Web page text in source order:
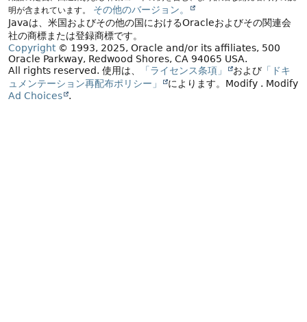
明が含まれています。
その他のバージョン。
Javaは、米国およびその他の国におけるOracleおよびその関連会
社の商標または登録商標です。
Copyright© 1993, 2025, Oracle and/or its affiliates, 500
Oracle Parkway, Redwood Shores, CA 94065 USA.
All rights reserved. 使用は、 「ライセンス条項」 および 「ドキ
ュメンテーション再配布ポリシー」
によります。 Modify . Modify
Ad Choices
.